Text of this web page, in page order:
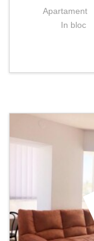
Apartament
In bloc